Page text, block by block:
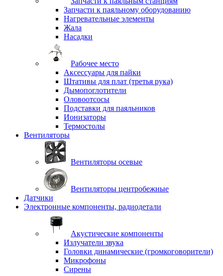
Запчасти к паяльному оборудованию
Нагревательные элементы
Жала
Насадки
Рабочее место
Аксессуары для пайки
Штативы для плат (третья рука)
Дымопоглотители
Оловоотсосы
Подставки для паяльников
Ионизаторы
Термостолы
Вентиляторы
Вентиляторы осевые
Вентиляторы центробежные
Датчики
Электронные компоненты, радиодетали
Акустические компоненты
Излучатели звука
Головки динамические (громкоговорители)
Микрофоны
Сирены